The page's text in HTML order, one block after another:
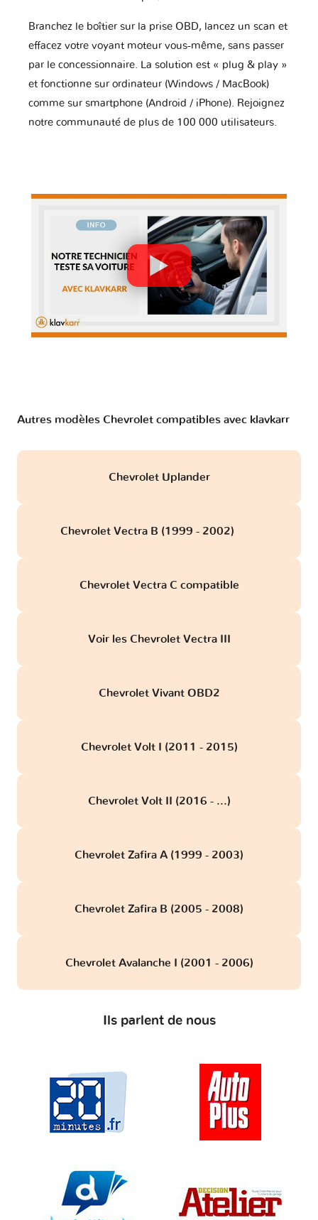
Branchez le boîtier sur la prise OBD, lancez un scan et
effacez votre voyant moteur vous-même, sans passer
par le concessionnaire. La solution est « plug & play »
et fonctionne sur ordinateur (Windows / MacBook)
comme sur smartphone (Android / iPhone). Rejoignez
notre communauté de plus de 100 000 utilisateurs.
Autres modèles Chevrolet compatibles avec klavkarr
Chevrolet Uplander
Chevrolet Vectra B (1999 - 2002)
Chevrolet Vectra C compatible
Voir les Chevrolet Vectra III
Chevrolet Vivant OBD2
Chevrolet Volt I (2011 - 2015)
Chevrolet Volt II (2016 - ...)
Chevrolet Zafira A (1999 - 2003)
Chevrolet Zafira B (2005 - 2008)
Chevrolet Avalanche I (2001 - 2006)
Ils parlent de nous